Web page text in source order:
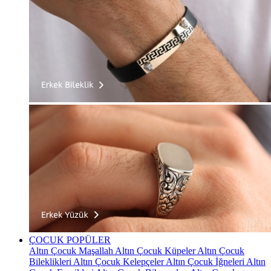
ÇOCUK POPÜLER
Altın Çocuk Maşallah Altın Çocuk KüpelerAltın Çocuk
Bileklikleri Altın Çocuk KelepçelerAltın Çocuk İğneleri Altın